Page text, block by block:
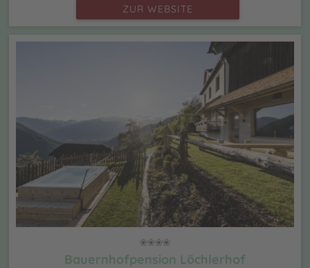
ZUR WEBSITE
Bauernhofpension Löchlerhof